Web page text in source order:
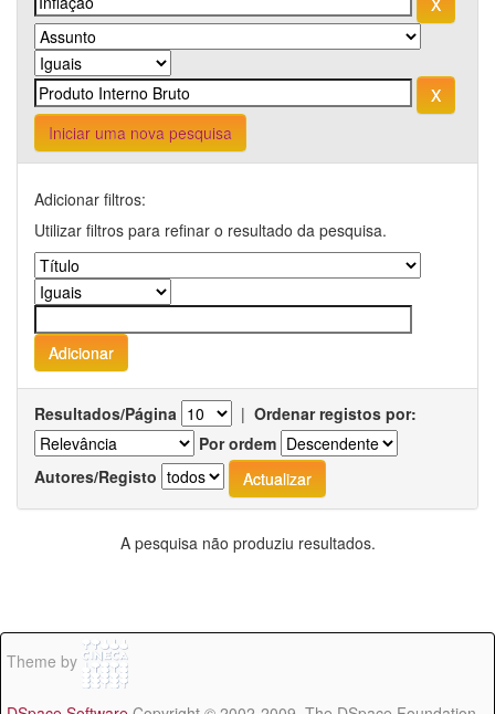
Iniciar uma nova pesquisa
Adicionar filtros:
Utilizar filtros para refinar o resultado da pesquisa.
Resultados/Página | Ordenar registos por:
Por ordem
Autores/Registo
A pesquisa não produziu resultados.
Theme by